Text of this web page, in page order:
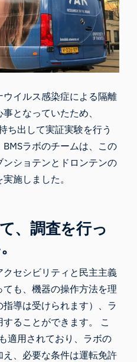
イルス感染症による隔離
となっていたため、
ち出して実証実験を行う
ラボのチームは、この
ショテンとドロンテンの
施しました。
、調査を行っ
クセシビリティと民主主義
も、機器の操作方法を理
導は受けられます）、ラ
ることができます。 こ
適用されており、ラボの
、必要な条件は運転免許